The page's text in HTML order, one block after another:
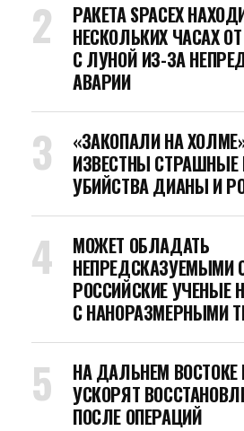
РАКЕТА SPACEX
НЕСКОЛЬКИХ ЧАСАХ
С ЛУНОЙ ИЗ-ЗА
АВАРИИ
«ЗАКОПАЛИ НА
ИЗВЕСТНЫ СТРАШНЫЕ
УБИЙСТВА ДИАНЫ И
МОЖЕТ ОБЛАДАТЬ
НЕПРЕДСКАЗУЕМЫМИ
РОССИЙСКИЕ УЧЕНЫЕ
С НАНОРАЗМЕРНЫМИ
НА ДАЛЬНЕМ
УСКОРЯТ
ПОСЛЕ ОПЕРАЦИЙ